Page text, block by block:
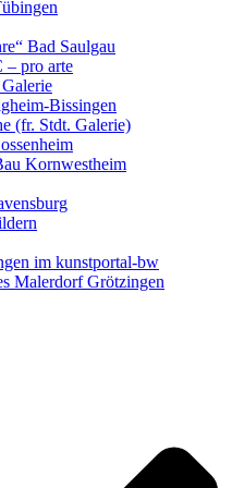
für Künstler
Bad Saulgau
– pro arte
Bissingen
(fr. Stdt. Galerie)
Kornwestheim
im kunstportal-bw
Malerdorf Grötzingen